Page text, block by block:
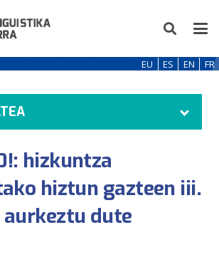
EU ES EN FR
hizkuntza
hiztun gazteen iii.
dute